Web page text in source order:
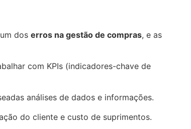
dos erros na gestão de compras, e as
com KPIs (indicadores-chave de
análises de dados e informações.
do cliente e custo de suprimentos.